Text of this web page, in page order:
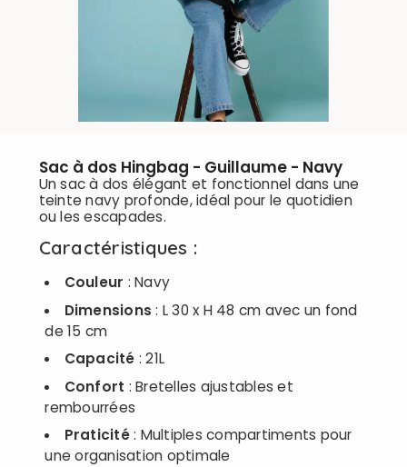
Sac à dos Hingbag - Guillaume - Navy
Un sac à dos élégant et fonctionnel dans une
teinte navy profonde, idéal pour le quotidien
ou les escapades.
Caractéristiques :
Couleur : Navy
Dimensions : L 30 x H 48 cm avec un fond
de 15 cm
Capacité : 21L
Confort : Bretelles ajustables et
rembourrées
Praticité: Multiples compartiments pour
une organisation optimale